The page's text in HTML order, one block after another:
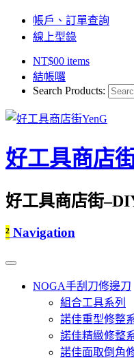
帳戶、訂單查詢
線上型錄
NT$00 items
結帳囉
Search Products:
好工具商店
好工具商店街
² Navigation
NOGA手刮刀修邊刀
組合工具系列
諾佳重型修整
諾佳精緻修整
諾佳面取倒角